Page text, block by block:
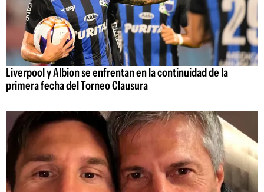
Liverpool y Albion se enfrentan en la continuidad de la
primera fecha del Torneo Clausura